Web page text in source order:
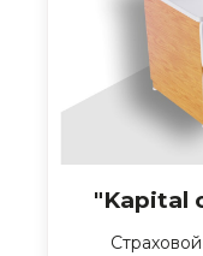
"Kapital